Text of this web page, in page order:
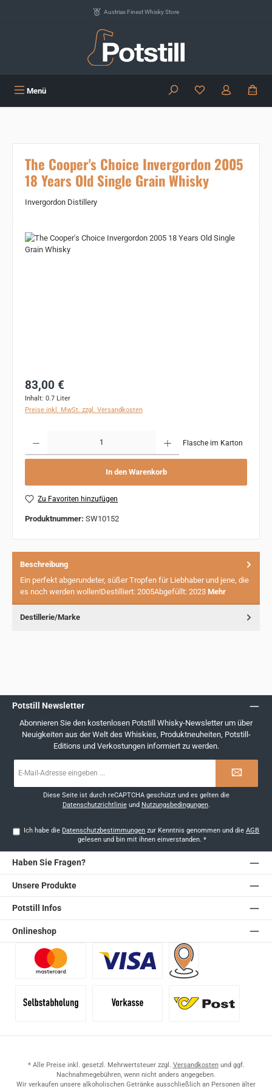
Austrias Finest Whisky Store
Menü Du hast 0
The Cooper's Choice Invergordon 2005
18 Years Old Single Grain Whisky
Invergordon Distillery
Bildergalerie überspringen
Regulärer Preis:
83,00 €
Inhalt: 0.7 Liter
Preise inkl. MwSt. zzgl. Versandkosten
Flasche im Karton
In den Warenkorb
Zu Favoriten hinzufügen
Produktnummer: SW10152
Beschreibung
Ein perfekt abgerundeter, süßer Tropfen für Liebhaber und jene, die
es noch werden wollen!Destilliert: 2005Abgefüllt: 2023 Mehr
Destillerie/Marke
Potstill Newsletter
Abonnieren Sie den kostenlosen Potstill Whisky-Newsletter um über
Neuigkeiten aus der Welt des Whiskies, Produktneuheiten, Potstill-
Editions und Verkostungen informiert zu werden.
Mail-
Diese Seite ist durch reCAPTCHA geschützt und es gelten die
Datenschutzrichtlinieund Nutzungsbedingungen.
Ich habe die Datenschutzbestimmungen zur Kenntnis genommen und dieAGB
gelesen und bin mit ihnen einverstanden. *
Haben Sie Fragen?
Unsere Produkte
Potstill Infos
Onlineshop
* Alle Preise inkl. gesetzl. Mehrwertsteuer zzgl. Versandkostenund ggf.
Nachnahmegebühren, wenn nicht anders angegeben.
Wir verkaufen unsere alkoholischen Getränke ausschließlich an Personen älter